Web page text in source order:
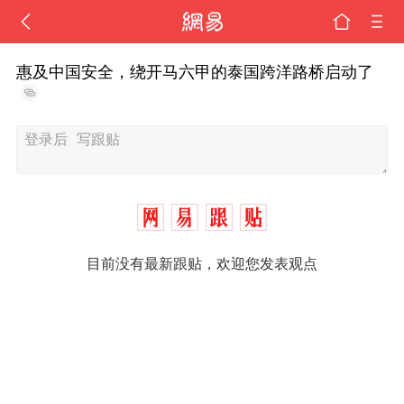
惠及中国安全，绕开马六甲的泰国跨洋路桥启动了
目前没有最新跟贴，欢迎您发表观点